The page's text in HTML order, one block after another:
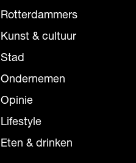
Rotterdammers
Kunst & cultuur
Stad
Ondernemen
Opinie
Lifestyle
Eten & drinken